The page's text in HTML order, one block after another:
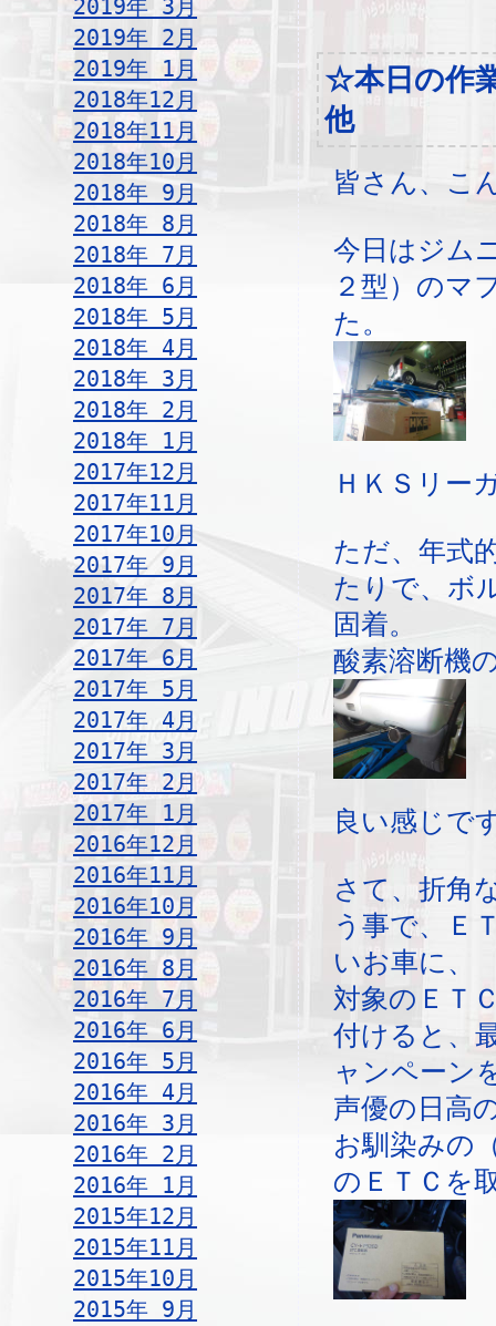
2019年 3月
2019年 2月
2019年 1月
2018年12月
2018年11月
2018年10月
2018年 9月
2018年 8月
2018年 7月
2018年 6月
2018年 5月
2018年 4月
2018年 3月
2018年 2月
2018年 1月
2017年12月
2017年11月
2017年10月
2017年 9月
2017年 8月
2017年 7月
2017年 6月
2017年 5月
2017年 4月
2017年 3月
2017年 2月
2017年 1月
2016年12月
2016年11月
2016年10月
2016年 9月
2016年 8月
2016年 7月
2016年 6月
2016年 5月
2016年 4月
2016年 3月
2016年 2月
2016年 1月
2015年12月
2015年11月
2015年10月
2015年 9月
☆本日の作
他
皆さん、こ
今日はジム
２型）のマ
た。
ＨＫＳリー
ただ、年式
たりで、ボ
固着。
酸素溶断機
良い感じで
さて、折角
う事で、Ｅ
いお車に、
対象のＥＴ
付けると、
ャンペーン
声優の日高
お馴染みの
のＥＴＣを